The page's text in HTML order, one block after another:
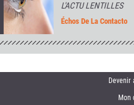
L'ACTU LENTILLES
Échos De La Contacto
Devenir
Mon